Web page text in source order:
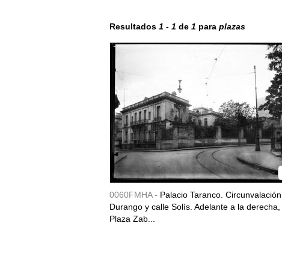
Resultados 1 - 1 de 1 para plazas
0060FMHA - Palacio Taranco. Circunvalación
Durango y calle Solís. Adelante a la derecha,
Plaza Zab...